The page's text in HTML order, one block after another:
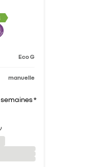
Eco G
manuelle
*